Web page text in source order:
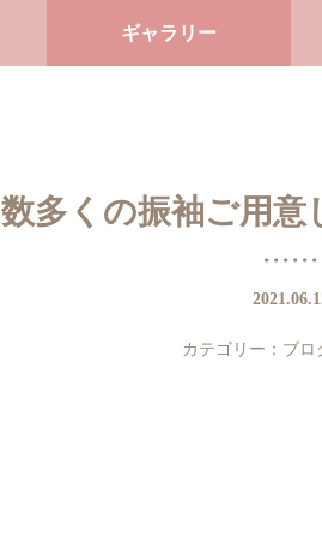
ギャラリー
数多くの振袖ご用意
カテゴリー： ブロ